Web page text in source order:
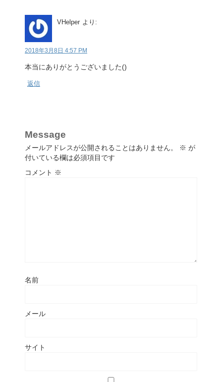
VHelper より:
2018年3月8日 4:57 PM
本当にありがとうございました()
返信
Message
メールアドレスが公開されることはありません。 ※ が
付いている欄は必須項目です
コメント ※
名前
メール
サイト